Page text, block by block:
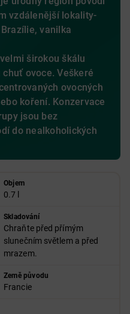
vzdálenější lokality-
vanilka
širokou škálu
ovoce. Veškeré
ovocných
koření. Konzervace
jsou bez
do nealkoholických
Objem
0.7 l
Skladování
Chraňte před přímým
slunečním světlem a před
mrazem.
Země původu
Francie